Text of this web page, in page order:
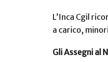
L’Inca Cgil
a carico,
Gli Assegni al